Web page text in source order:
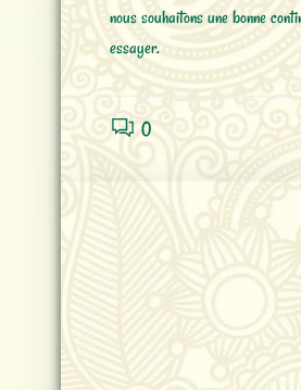
nous souhaitons une bonne
essayer.
0